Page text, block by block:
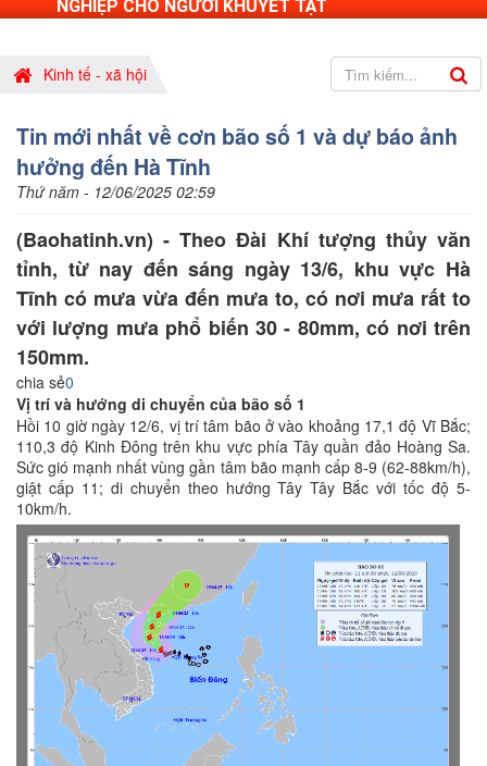
NGHIỆP CHO NGƯỜI KHUYẾT TẬT
Kinh tế - xã hội
Tin mới nhất về cơn bão số 1 và dự báo ảnh
hưởng đến Hà Tĩnh
Thứ năm - 12/06/2025 02:59
(Baohatinh.vn) - Theo Đài Khí tượng thủy văn
tỉnh, từ nay đến sáng ngày 13/6, khu vực Hà
Tĩnh có mưa vừa đến mưa to, có nơi mưa rất to
với lượng mưa phổ biến 30 - 80mm, có nơi trên
150mm.
chia sẻ0
Vị trí và hướng di chuyển của bão số 1
Hồi 10 giờ ngày 12/6, vị trí tâm bão ở vào khoảng 17,1 độ Vĩ Bắc;
110,3 độ Kinh Đông trên khu vực phía Tây quần đảo Hoàng Sa.
Sức gió mạnh nhất vùng gần tâm bão mạnh cấp 8-9 (62-88km/h),
giật cấp 11; di chuyển theo hướng Tây Tây Bắc với tốc độ 5-
10km/h.